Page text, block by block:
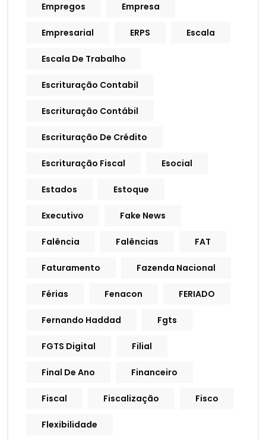
Empregos Empresa
Empresarial ERPS Escala
Escala De Trabalho
Escrituração Contabil
Escrituração Contábil
Escrituração De Crédito
Escrituração Fiscal Esocial
Estados Estoque
Executivo Fake News
Falência Falências FAT
Faturamento Fazenda Nacional
Férias Fenacon FERIADO
Fernando Haddad Fgts
FGTS Digital Filial
Final De Ano Financeiro
Fiscal Fiscalização Fisco
Flexibilidade